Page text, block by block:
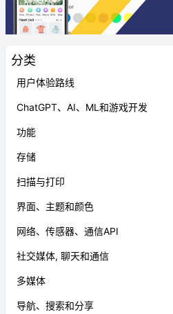
分类
用户体验路线
ChatGPT、AI、ML和游戏开发
功能
存储
扫描与打印
界面、主题和颜色
网络、传感器、通信API
社交媒体, 聊天和通信
多媒体
导航、搜索和分享